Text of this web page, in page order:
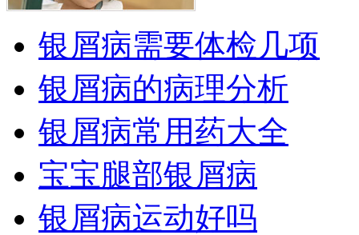
银屑病需要体检几项
银屑病的病理分析
银屑病常用药大全
宝宝腿部银屑病
银屑病运动好吗